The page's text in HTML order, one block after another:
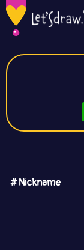
# Nickname